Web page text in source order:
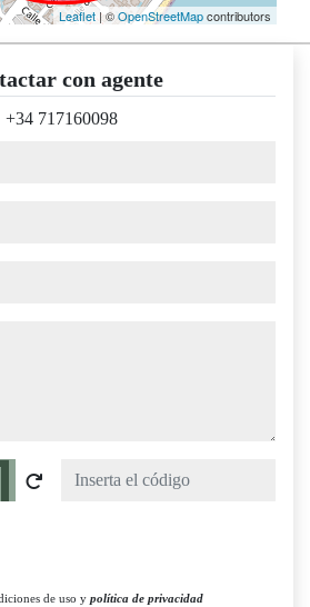
Leaflet| ©OpenStreetMapcontributors
con agente
+34 717160098
de uso y política de privacidad